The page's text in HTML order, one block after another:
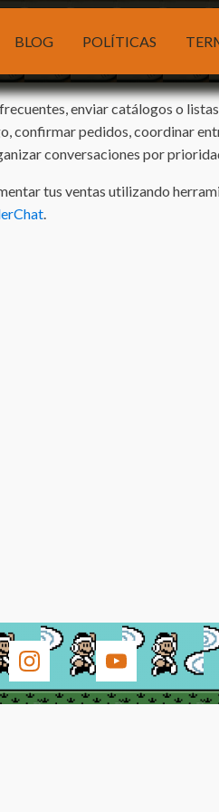
BLOG POLÍTICAS
enviar catálogos o
pedidos, coordinar
conversaciones por
tus ventas utilizando
.